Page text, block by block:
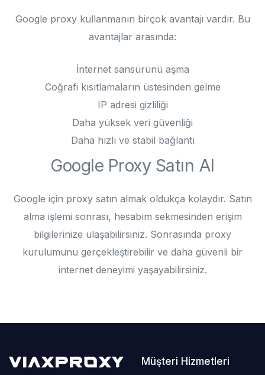
Google proxy kullanmanın birçok avantajı vardır. Bu
avantajlar arasında:
İnternet sansürünü aşma
Coğrafi kısıtlamaların üstesinden gelme
IP adresi gizliliği
Daha yüksek veri güvenliği
Daha hızlı ve stabil bağlantı
Google Proxy Satın Al
Google için proxy satın almak oldukça kolaydır. Satın
alma işlemi sonrası, hesabım sekmesinden erişim
bilgilerinize ulaşabilirsiniz. Sonrasında proxy
kurulumunu gerçekleştirebilir ve daha güvenli bir
internet deneyimi yaşayabilirsiniz.
Müşteri Hizmetleri